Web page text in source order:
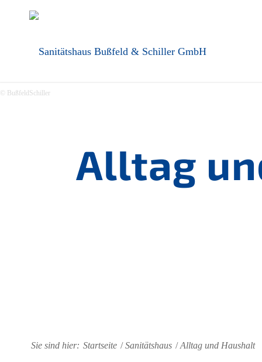
Alltag
© BußfeldSchiller
Sie sind hier: Startseite / Sanitätshaus / Alltag und Haushalt